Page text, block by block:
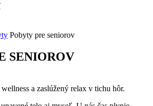
Pobyty pre seniorov
SENIOROV
a zaslúžený relax v tichu hôr.